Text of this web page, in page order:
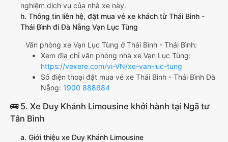
nghiệm dịch vụ của nhà xe này.
h. Thông tin liên hệ, đặt mua vé xe khách từ Thái Bình -
Thái Bình đi Đà Nẵng Vạn Lục Tùng
Văn phòng xe Vạn Lục Tùng ở Thái Bình - Thái Bình:
Xem địa chỉ văn phòng nhà xe Vạn Lục Tùng:
https://vexere.com/vi-VN/xe-van-luc-tung
Số điện thoại đặt mua vé xe Thái Bình - Thái Bình Đà
Nẵng: 1900 888684
🚌 5. Xe Duy Khánh Limousine khởi hành tại Ngã tư
Tân Bình
a. Giới thiệu xe Duy Khánh Limousine